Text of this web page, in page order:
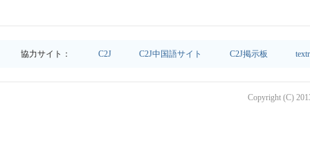
協力サイト： C2J C2J中国語サイト C2J掲示板
Copyright (C)